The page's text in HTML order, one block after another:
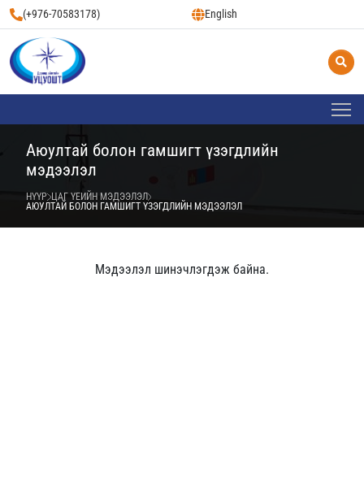
(+976-70583178) English
Аюултай болон гамшигт үзэгдлийн
мэдээлэл
НҮҮР ЦАГ ҮЕИЙН МЭДЭЭЛЭЛ
АЮУЛТАЙ БОЛОН ГАМШИГТ ҮЗЭГДЛИЙН МЭДЭЭЛЭЛ
Мэдээлэл шинэчлэгдэж байна.